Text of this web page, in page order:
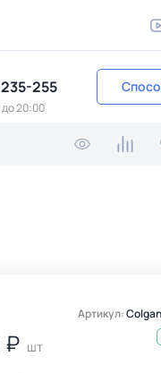
255
20:00
Артикул:
₽ шт